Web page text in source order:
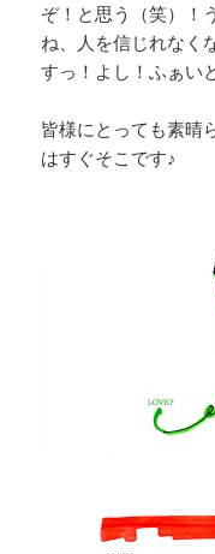
ぞ！と思う（笑）！
ね、人を信じれなく
すっ！よし！ふぁい
皆様にとっても素晴
はすぐそこです♪